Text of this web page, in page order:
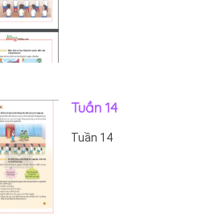
Tuần 14
Tuần 14